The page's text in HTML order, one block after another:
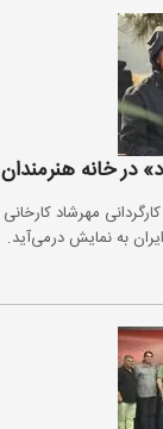
در خانه هنرمندان